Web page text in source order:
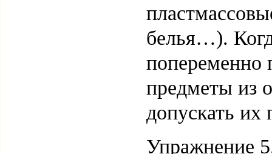
белья…).
попеременно
предметы из
допускать их
Упражнение